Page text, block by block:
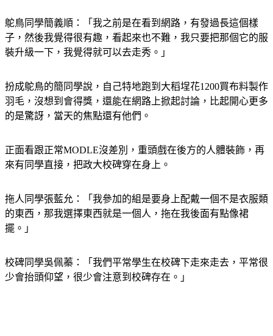
鴕鳥同學簡義順：「我之前是在看到網路，有發過長這個樣
子，然後我覺得很有趣，看起來也不難，我只要把那個它的服
扮成鴕鳥的簡同學說，自己特地跑到大稻埕花1200買布料製作
羽毛，沒想到會得獎，還能在網路上掀起討論，比起開心更多
正面看跟正常MODLE沒差別，重頭戲在後方的人體裝飾，再
拖人同學張藍允：「我參加的組是要身上配戴一個不是衣服類
的東西，那我選擇東西就是一個人，拖在我後面有點像裙
校碑同學吳佩蓁：「我們平常學生在校碑下走來走去，平常很